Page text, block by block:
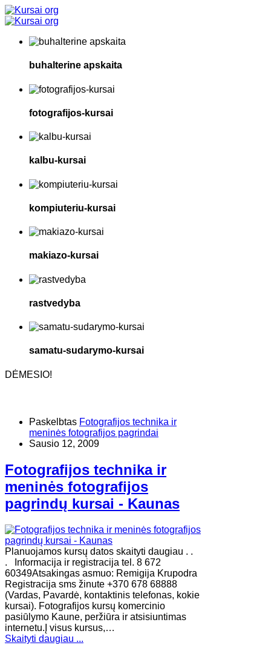
buhalterine apskaita
fotografijos-kursai
kalbu-kursai
kompiuteriu-kursai
makiazo-kursai
rastvedyba
samatu-sudarymo-kursai
DĖMESIO!
Paskelbtas Fotografijos technika ir
meninės fotografijos pagrindai
Sausio 12, 2009
Fotografijos technika ir
meninės fotografijos
pagrindų kursai - Kaunas
Planuojamos kursų datos skaityti daugiau . .
. Informacija ir registracija tel. 8 672
60349Atsakingas asmuo: Remigija Krupodra
Registracija sms žinute +370 678 68888
(Vardas, Pavardė, kontaktinis telefonas, kokie
kursai). Fotografijos kursų komercinio
pasiūlymo Kaune, peržiūra ir atsisiuntimas
internetu.Į visus kursus,…
Skaityti daugiau ...